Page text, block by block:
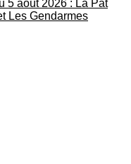
5 août 2026 : La Pat
Les Gendarmes